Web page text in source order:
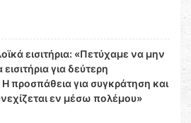
εισιτήρια: «Πετύχαμε να μην
για δεύτερη
προσπάθεια για συγκράτηση και
εν μέσω πολέμου»